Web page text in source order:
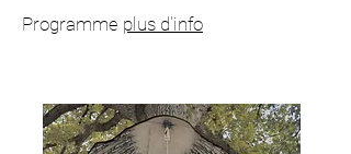
Programme plus d'info